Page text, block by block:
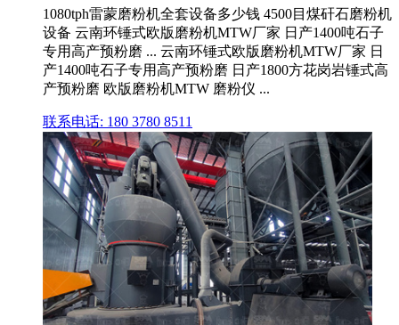
1080tph雷蒙磨粉机全套设备多少钱 4500目煤矸石磨粉机
设备 云南环锤式欧版磨粉机MTW厂家 日产1400吨石子
专用高产预粉磨 ... 云南环锤式欧版磨粉机MTW厂家 日
产1400吨石子专用高产预粉磨 日产1800方花岗岩锤式高
产预粉磨 欧版磨粉机MTW 磨粉仪 ...
联系电话: 180 3780 8511